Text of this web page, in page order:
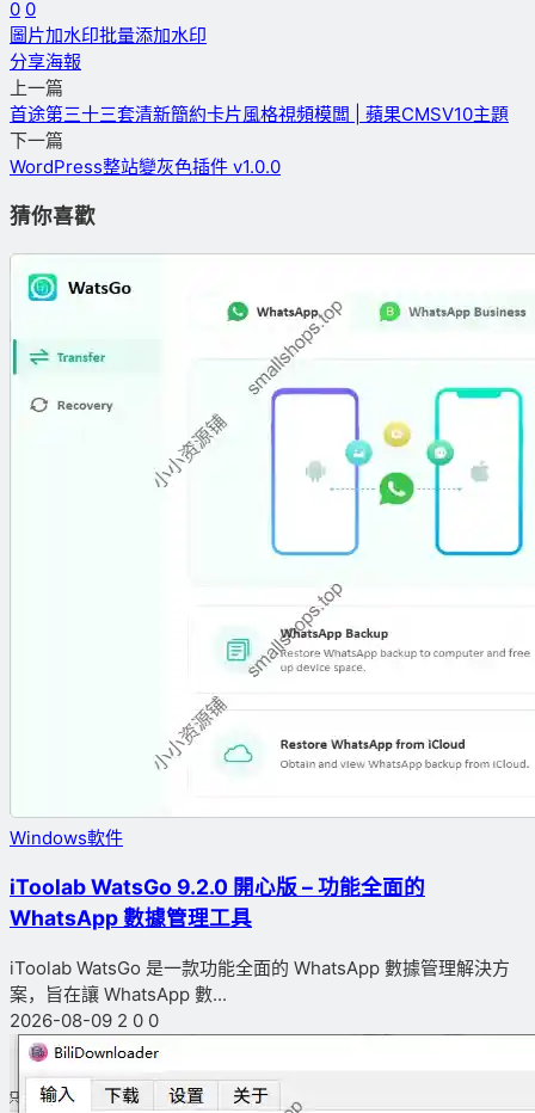
0 0
圖片加水印批量添加水印
分享海報
上一篇
首途第三十三套清新簡約卡片風格視頻模闆 | 蘋果CMSV10主題
下一篇
WordPress整站變灰色插件 v1.0.0
猜你喜歡
Windows軟件
iToolab WatsGo 9.2.0 開心版 – 功能全面的
WhatsApp 數據管理工具
iToolab WatsGo 是一款功能全面的 WhatsApp 數據管理解決方
案，旨在讓 WhatsApp 數...
2026-08-09 2 0 0